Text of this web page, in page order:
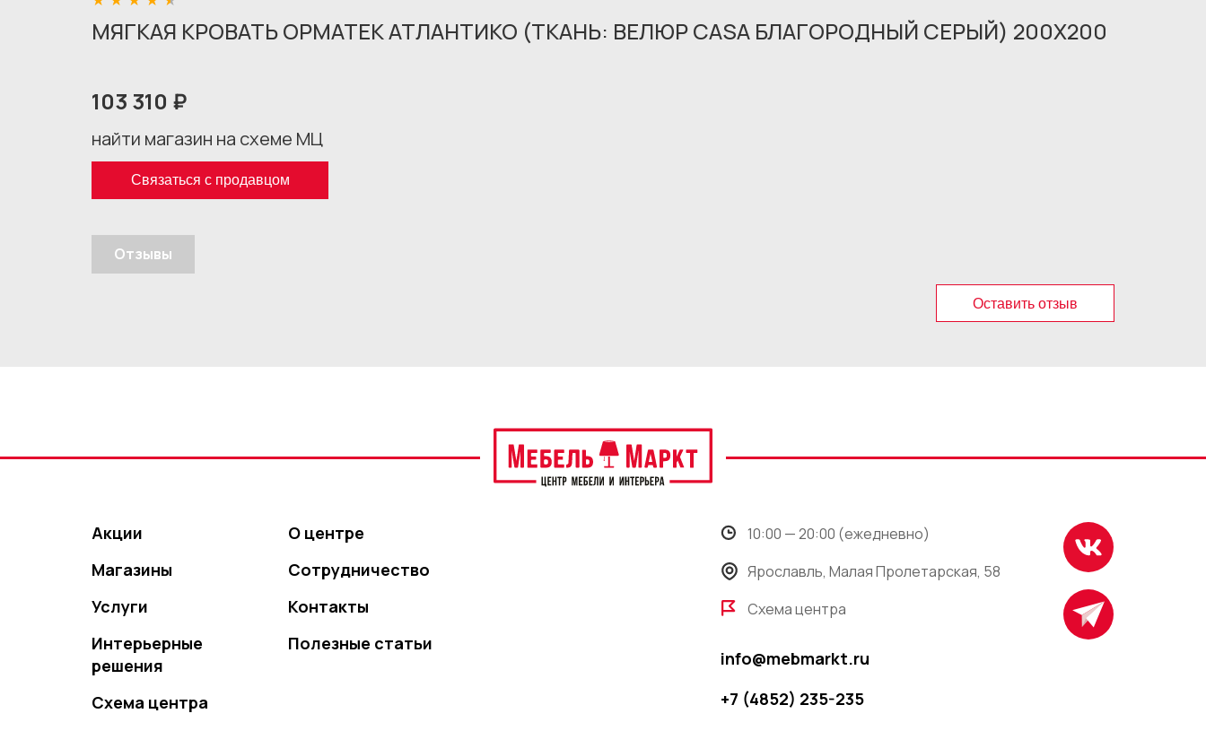
МЯГКАЯ КРОВАТЬ ОРМАТЕК АТЛАНТИКО (ТКАНЬ: ВЕЛЮР CASA БЛАГОРОДНЫЙ СЕРЫЙ) 200X200
103 310 ₽
найти магазин на схеме МЦ
Связаться с продавцом
Отзывы
Оставить отзыв
Акции
Магазины
Услуги
Интерьерные
решения
Схема центра
О центре
Сотрудничество
Контакты
Полезные статьи
10:00 — 20:00 (ежедневно)
Ярославль, Малая Пролетарская, 58
Схема центра
info@mebmarkt.ru
+7 (4852) 235-235